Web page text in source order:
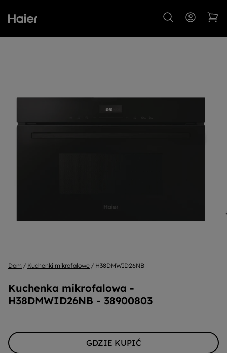
Dom Kuchenki mikrofalowe H38DMWID26NB
Kuchenka mikrofalowa -
H38DMWID26NB - 38900803
GDZIE KUPIĆ